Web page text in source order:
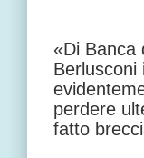
«Di Banca
perdere
fatto